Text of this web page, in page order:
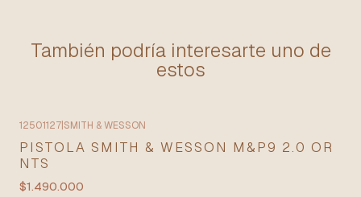
También podría interesarte uno de
estos
12501127 SMITH & WESSON
PISTOLA SMITH & WESSON M&P9 2.0 OR
NTS
$1.490.000